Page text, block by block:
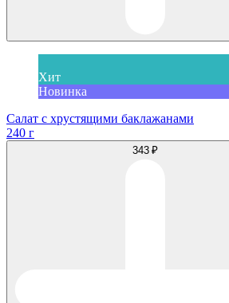
Хит
Новинка
Салат с хрустящими баклажанами
240 г
343 ₽